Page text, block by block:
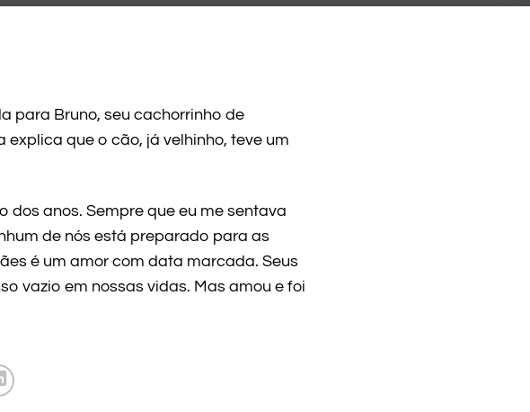
para Bruno, seu cachorrinho de
que o cão, já velhinho, teve um
dos anos. Sempre que eu me sentava
de nós está preparado para as
é um amor com data marcada. Seus
vazio em nossas vidas. Mas amou e foi